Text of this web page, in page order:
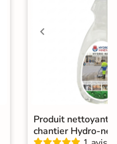
type de support mural
Produit nettoyant
chantier Hydro-net